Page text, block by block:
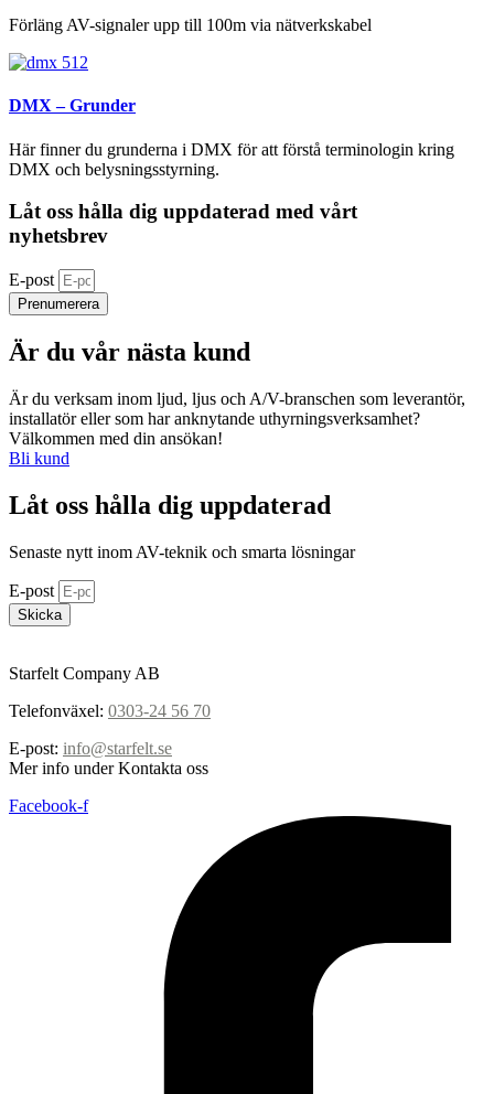
Förläng AV-signaler upp till 100m via nätverkskabel
DMX – Grunder
Här finner du grunderna i DMX för att förstå terminologin kring
DMX och belysningsstyrning.
Låt oss hålla dig uppdaterad med vårt
nyhetsbrev
E-post
Prenumerera
Är du vår nästa kund
Är du verksam inom ljud, ljus och A/V-branschen som leverantör,
installatör eller som har anknytande uthyrningsverksamhet?
Välkommen med din ansökan!
Bli kund
Låt oss hålla dig uppdaterad
Senaste nytt inom AV-teknik och smarta lösningar
E-post
Skicka
Starfelt Company AB
Telefonväxel: 0303-24 56 70
E-post: info@starfelt.se
Mer info under Kontakta oss
Facebook-f